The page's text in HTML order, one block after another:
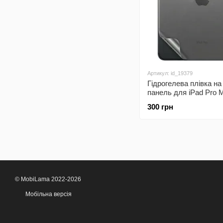
Артикул: id_19379
Гідрогелева плівка
панель для iPad Pro
Super-TPU
300 грн
© MobiLama 2022-2026
Мобільна версія